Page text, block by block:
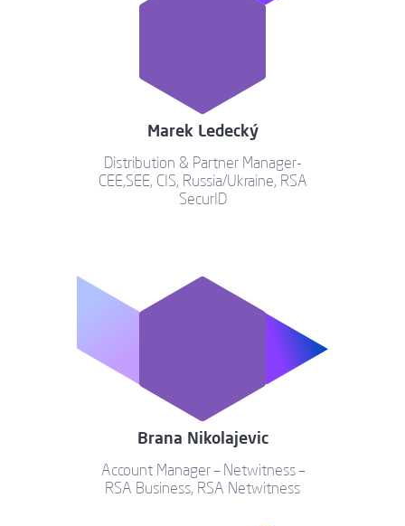
Marek Ledecký
Distribution & Partner Manager-
CEE,SEE, CIS, Russia/Ukraine, RSA
SecurID
Brana Nikolajevic
Account Manager – Netwitness –
RSA Business, RSA Netwitness